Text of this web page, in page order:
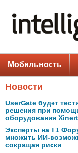
Мобильность
Новости
UserGate будет
решения при
оборудования
Эксперты на Т1
множить ИИ-
сокращая риски